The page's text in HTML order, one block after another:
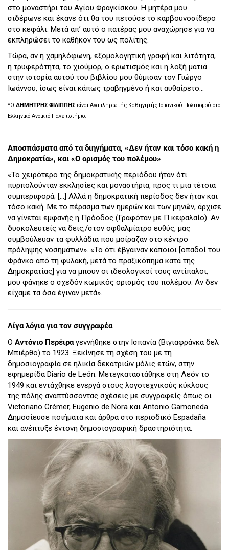
στο μοναστήρι του Αγίου Φραγκίσκου. Η μητέρα μου
σιδέρωνε και έκανε ότι θα του πετούσε το καρβουνοσίδερο
στο κεφάλι. Μετά απ’ αυτό ο πατέρας μου αναχώρησε για να
εκπληρώσει το καθήκον του ως πολίτης.
Τώρα, αν η χαμηλόφωνη, εξομολογητική γραφή και λιτότητα,
η τρυφερότητα, το χιούμορ, ο ερωτισμός και η λοξή ματιά
στην ιστορία αυτού του βιβλίου μου θύμισαν τον Γιώργο
Ιωάννου, ίσως είναι κάπως τραβηγμένο ή και αυθαίρετο…
*Ο ΔΗΜΗΤΡΗΣ ΦΙΛΙΠΠΗΣ είναι Αναπληρωτής Καθηγητής Ισπανικού Πολιτισμού στο
Ελληνικό Ανοικτό Πανεπιστήμιο.
Αποσπάσματα από τα διηγήματα, «Δεν ήταν και τόσο κακή η
Δημοκρατία», και «Ο ορισμός του πολέμου»
«Το χειρότερο της δημοκρατικής περιόδου ήταν ότι
πυρπολούνταν εκκλησίες και μοναστήρια, προς τι μια τέτοια
συμπεριφορά; […] Αλλά η δημοκρατική περίοδος δεν ήταν και
τόσο κακή. Με το πέρασμα των ημερών και των μηνών, άρχισε
να γίνεται εμφανής η Πρόοδος (Γραφόταν με Π κεφαλαίο). Αν
δυσκολευτείς να δεις,/στον οφθαλμίατρο ευθύς, μας
συμβούλευαν τα φυλλάδια που μοίραζαν στο κέντρο
πρόληψης νοσημάτων». «Το ότι έβγαιναν κάποιοι [οπαδοί του
Φράνκο από τη φυλακή, μετά το πραξικόπημα κατά της
Δημοκρατίας] για να μπουν οι ιδεολογικοί τους αντίπαλοι,
μου φάνηκε ο σχεδόν κωμικός ορισμός του πολέμου. Αν δεν
είχαμε τα όσα έγιναν μετά».
Λίγα λόγια για τον συγγραφέα
Ο Αντόνιο Περέιραγεννήθηκε στην Ισπανία (Βιγιαφράνκα δελ
Μπιέρθο) το 1923. Ξεκίνησε τη σχέση του με τη
δημοσιογραφία σε ηλικία δεκατριών μόλις ετών, στην
εφημερίδα Diario de León. Μετεγκαταστάθηκε στη Λεόν το
1949 και εντάχθηκε ενεργά στους λογοτεχνικούς κύκλους
της πόλης αναπτύσσοντας σχέσεις με συγγραφείς όπως οι
Victoriano Crémer, Eugenio de Nora και Antonio Gamoneda.
Δημοσίευσε ποιήματα και άρθρα στο περιοδικό Espadaña
και ανέπτυξε έντονη δημοσιογραφική δραστηριότητα.